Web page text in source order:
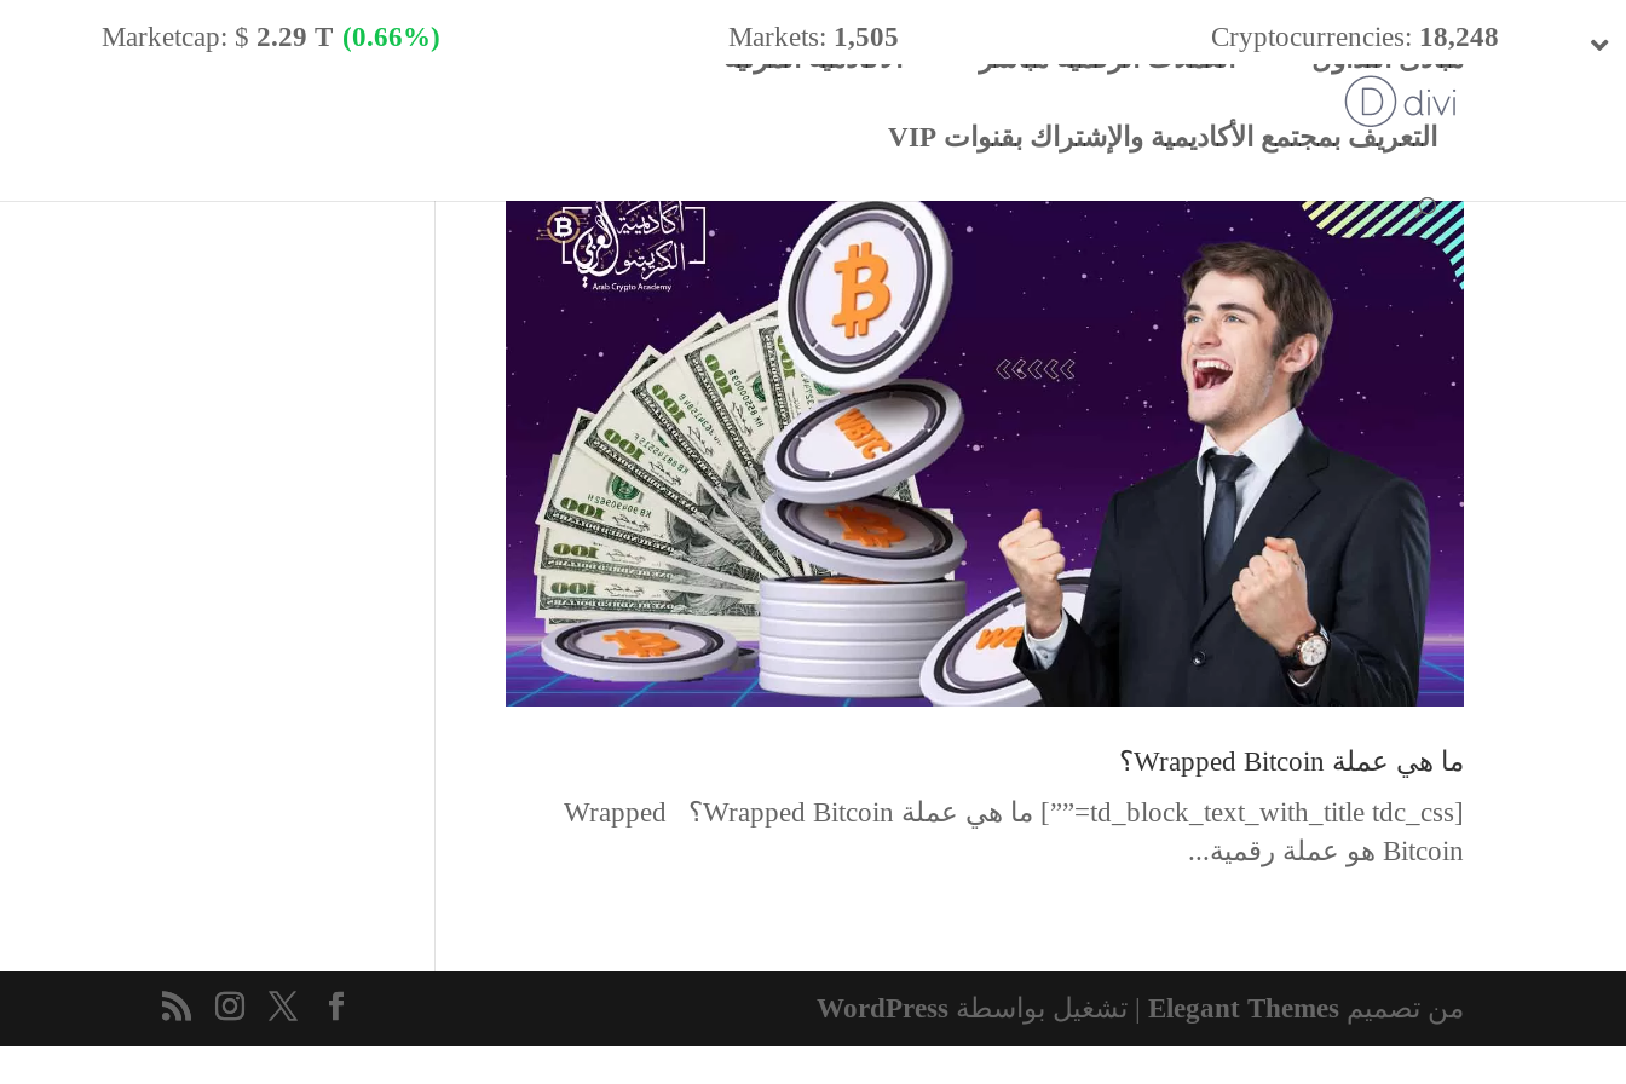
مبادئ التداول العملات الرقمية مباشر الأكادميه المرئية
التعريف بمجتمع الأكاديمية والإشتراك بقنوات VIP
ما هي عملة Wrapped Bitcoin؟
[td_block_text_with_title tdc_css=””] ما هي عملة Wrapped Bitcoin؟ Wrapped
Bitcoin هو عملة رقمية...
من تصميمElegant Themes | تشغيل بواسطةWordPress
Cryptocurrencies: 18,248
Markets: 1,505
Marketcap: $ 2.29 T (0.66%)